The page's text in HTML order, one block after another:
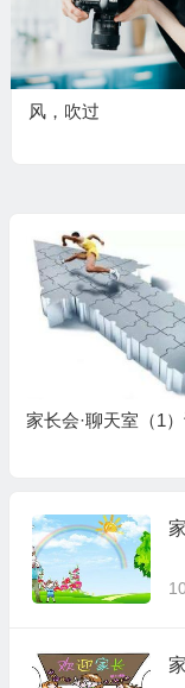
风，吹过
家长会·聊天室（1